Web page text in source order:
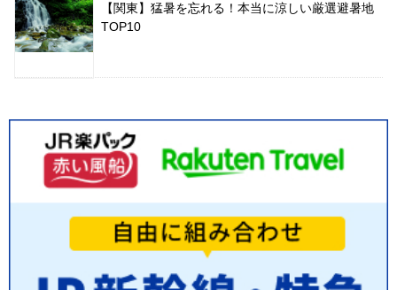
【関東】猛暑を忘れる！本当に涼しい厳選避暑地
TOP10